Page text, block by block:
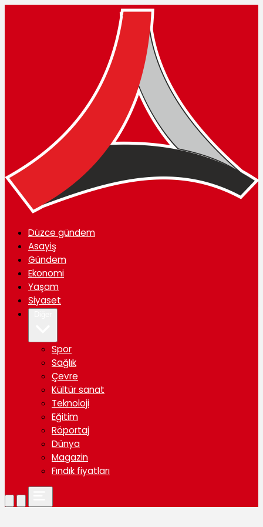
Düzce gündem
Asayiş
Gündem
Ekonomi
Yaşam
Siyaset
Spor
Sağlık
Çevre
Kültür sanat
Teknoloji
Eğitim
Röportaj
Dünya
Magazin
Fındık fiyatları